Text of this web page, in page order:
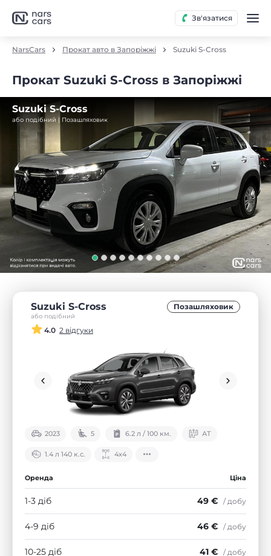
Зв'язатися
NarsCars Прокат авто в Запоріжжі Suzuki S-Cross
Прокат Suzuki S-Cross в Запоріжжі
Suzuki S-Cross
або подібний | Позашляховик
Suzuki S-Cross
або подібний
Позашляховик
4.0 2 відгуки
2023 5 6.2 л / 100 км. АТ
1.4 л 140 к.с. 4х4
Оренда Ціна
1-3 діб 49 € / добу
4-9 діб 46 € / добу
10-25 діб 41 € / добу